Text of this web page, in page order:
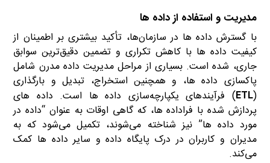
مدیریت و استفاده از داده ها
با گسترش داده ها در سازمان‌ها، تأکید بیشتری بر اطمینان از
کیفیت داده ها با کاهش تکراری و تضمین دقیق‌ترین سوابق
جاری، شده است. بسیاری از مراحل مدیریت داده مدرن شامل
پاکسازی داده ها، و همچنین استخراج، تبدیل و بارگذاری
(
ETL) فرآیندهای یکپارچه‌سازی داده ها است. داده های
پردازش شده با فراداده ها، که گاهی اوقات به عنوان “داده در
مورد داده ها” نیز شناخته می‌شوند، تکمیل می‌شود که به
مدیران و کاربران در درک پایگاه داده و سایر داده ها کمک
می‌کند.